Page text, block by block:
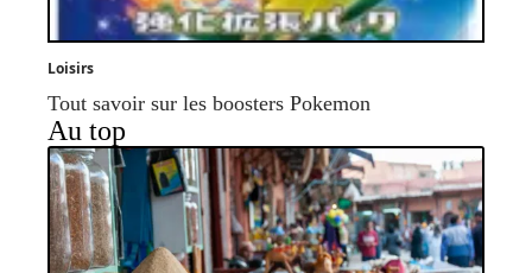
Loisirs
Tout savoir sur les boosters Pokemon
Au top